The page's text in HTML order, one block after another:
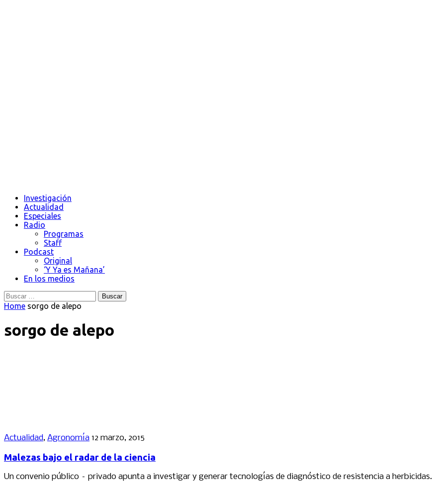
Investigación
Actualidad
Especiales
Radio
Programas
Staff
Podcast
Original
‘Y Ya es Mañana’
En los medios
Buscar:
Home sorgo de alepo
sorgo de alepo
Actualidad, Agronomía 12 marzo, 2015
Malezas bajo el radar de la ciencia
Un convenio público – privado apunta a investigar y generar tecnologías de diagnóstico de resistencia a herbicidas.